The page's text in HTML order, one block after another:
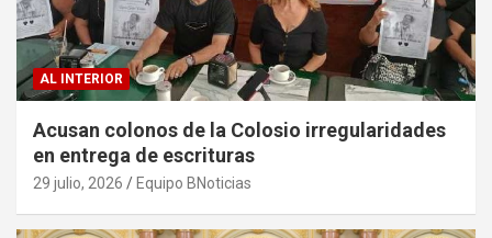
AL INTERIOR
Acusan colonos de la Colosio irregularidades
en entrega de escrituras
29 julio, 2026 Equipo BNoticias